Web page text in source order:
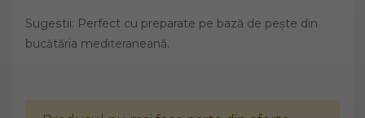
Sugestii: Perfect cu preparate pe bază de pește din
bucătăria mediteraneană.